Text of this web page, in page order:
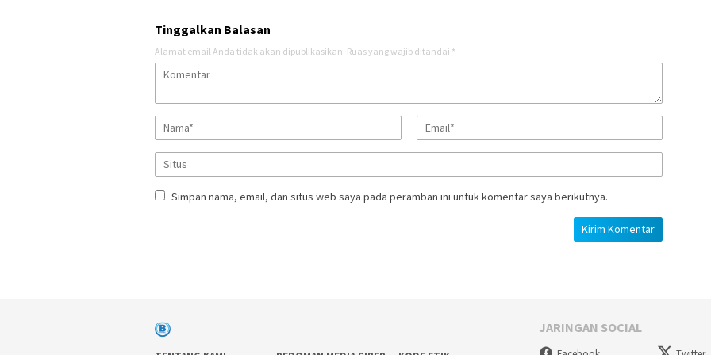
Tinggalkan Balasan
Alamat email Anda tidak akan dipublikasikan. Ruas yang wajib ditandai *
Simpan nama, email, dan situs web saya pada peramban ini untuk komentar saya berikutnya.
JARINGAN SOCIAL